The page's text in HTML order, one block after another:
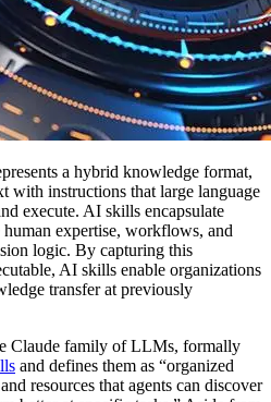
a hybrid knowledge format,
with instructions that large language
execute. AI skills encapsulate
expertise, workflows, and
logic. By capturing this
AI skills enable organizations
transfer at previously
Claude family of LLMs, formally
and defines them as “organized
resources that agents can discover